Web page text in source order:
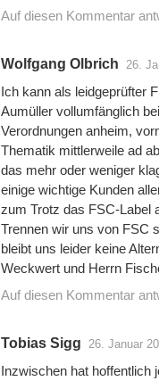
Auf diesen Kommentar
Wolfgang Olbrich 26.
Ich kann als leidgeprüfter
Aumüller vollumfänglich
Verordnungen anheim,
Thematik mittlerweile ad
das mehr oder weniger
einige wichtige Kunden
zum Trotz das FSC-Label
Trennen wir uns von FSC
bleibt uns leider keine
Weckwert und Herrn
Auf diesen Kommentar
Tobias Sigg 26. Januar
Inzwischen hat hoffentlich